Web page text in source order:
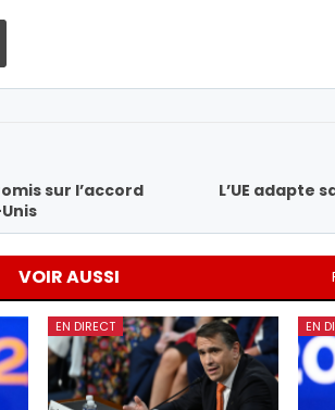
sur l’accord
L’UE adapte
VOIR AUSSI
EN DIRECT EN